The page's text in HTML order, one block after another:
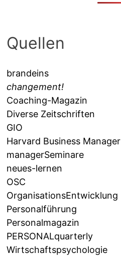
Quellen
brandeins
changement!
Coaching-Magazin
Diverse Zeitschriften
GIO
Harvard Business Manager
managerSeminare
neues-lernen
OSC
OrganisationsEntwicklung
Personalführung
Personalmagazin
PERSONALquarterly
Wirtschaftspsychologie